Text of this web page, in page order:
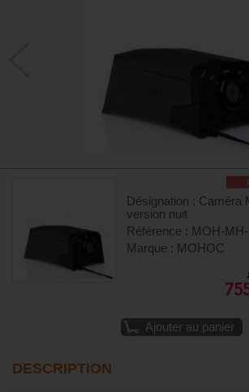
Désignation : Caméra
version nuit
Référence : MOH-
Marque : MOHOC
Ajouter au panier
DESCRIPTION